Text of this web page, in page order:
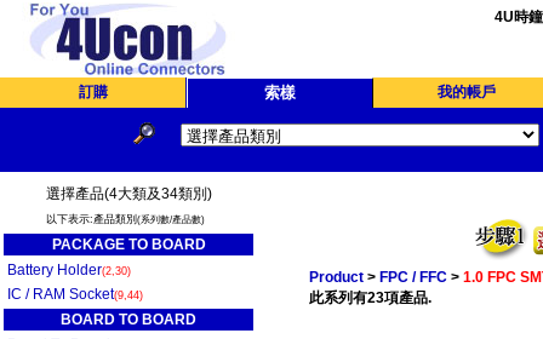
4U時
訂購 索樣 我的帳戶
選擇產品(4大類及34類別)
以下表示:產品類別 (系列數/產品數)
PACKAGE TO BOARD
Battery Holder(2,30)
IC / RAM Socket(9,44)
BOARD TO BOARD
Product > FPC / FFC > 1.0 FPC
此系列有23項產品.